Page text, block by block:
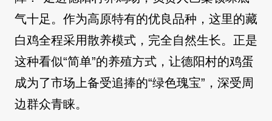
气十足。作为高原特有的优良品种，这里的藏
白鸡全程采用散养模式，完全自然生长。正是
这种看似“简单”的养殖方式，让德阳村的鸡蛋
成为了市场上备受追捧的“绿色瑰宝”，深受周
边群众青睐。